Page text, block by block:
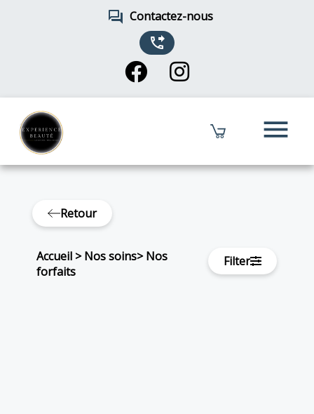
forum Contactez-nous
phone_forwarded
menu
Retour
Accueil >Nos soins>Nos
forfaits
Filter